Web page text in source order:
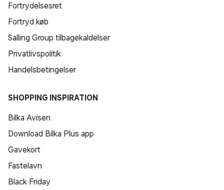
Fortrydelsesret
Fortryd køb
Salling Group tilbagekaldelser
Privatlivspolitik
Handelsbetingelser
SHOPPING INSPIRATION
Bilka Avisen
Download Bilka Plus app
Gavekort
Fastelavn
Black Friday